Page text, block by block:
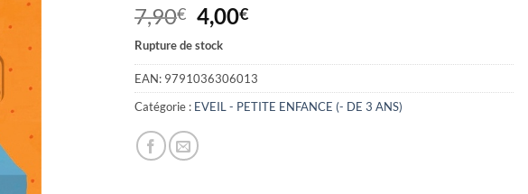
7,90€ Le
prix
initial
était :
7,90€.
4,00€Le
actuel
est :
4,00€.
Rupture de stock
EAN: 9791036306013
Catégorie : EVEIL - PETITE ENFANCE (- DE 3 ANS)